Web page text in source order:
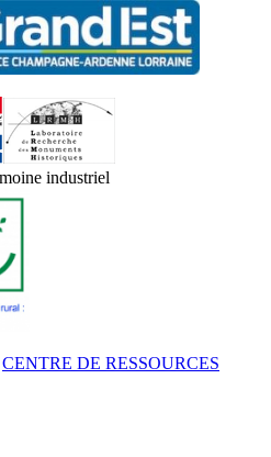
CENTRE DE RESSOURCES